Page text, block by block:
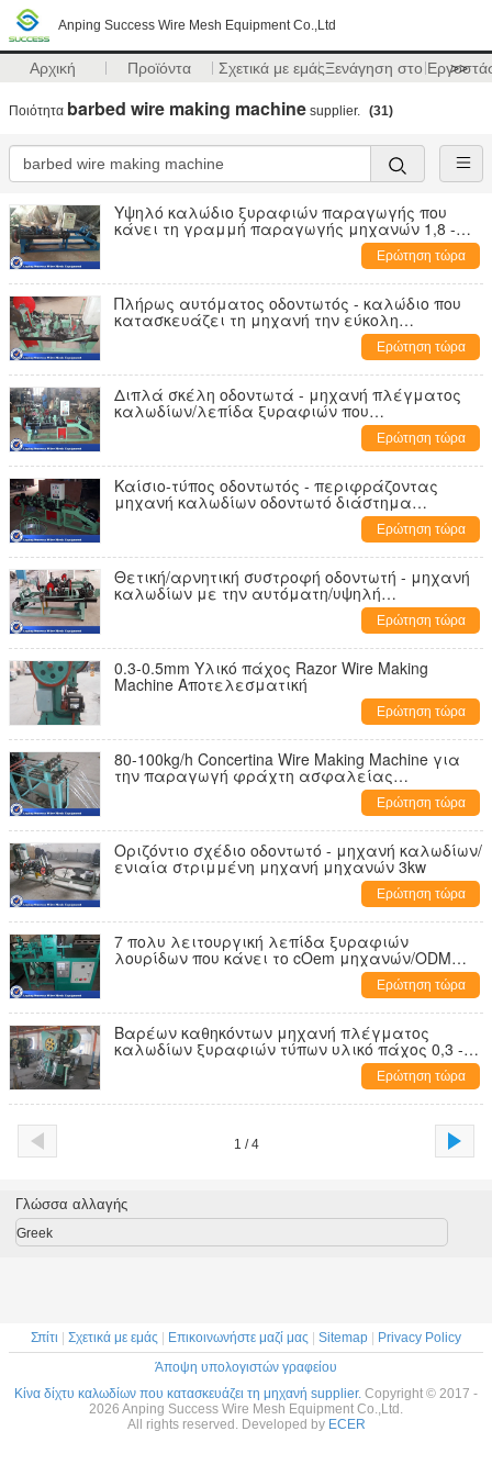
Anping Success Wire Mesh Equipment Co.,Ltd
Αρχική Προϊόντα Σχετικά με εμάςΞενάγηση στο >>
Ποιότητα barbed wire making machine supplier. (31)
Υψηλό καλώδιο ξυραφιών παραγωγής που
κάνει τη γραμμή παραγωγής μηχανών 1,8 -
2.2mm οδοντωτά - διάμετρος καλωδίωνΕρώτηση τώρα
Πλήρως αυτόματος οδοντωτός - καλώδιο που
κατασκευάζει τη μηχανή την εύκολη
λειτουργία 1900mm*1300mm*980mmΕρώτηση τώρα
Διπλά σκέλη οδοντωτά - μηχανή πλέγματος
καλωδίων/λεπίδα ξυραφιών που
κατασκευάζει τη μηχανή το βαρύ τύποΕρώτηση τώρα
Καίσιο-τύπος οδοντωτός - περιφράζοντας
μηχανή καλωδίων οδοντωτό διάστημα
Ερώτηση τώρα
Θετική/αρνητική συστροφή οδοντωτή - μηχανή
καλωδίων με την αυτόματη/υψηλή
Ερώτηση τώρα
0.3-0.5mm Υλικό πάχος Razor Wire Making
Machine Αποτελεσματική
Ερώτηση τώρα
80-100kg/h Concertina Wire Making Machine για
την παραγωγή φράχτη ασφαλείας
Ερώτηση τώρα
Οριζόντιο σχέδιο οδοντωτό - μηχανή καλωδίων/
ενιαία στριμμένη μηχανή μηχανών 3kw
Ερώτηση τώρα
7 πολυ λειτουργική λεπίδα ξυραφιών
λουρίδων που κάνει το cOem μηχανών/ODM
Ερώτηση τώρα
Βαρέων καθηκόντων μηχανή πλέγματος
καλωδίων ξυραφιών τύπων υλικό πάχος 0,3 -
Ερώτηση τώρα
1 / 4
Γλώσσα αλλαγής
Greek
Σπίτι Σχετικά με εμάς Επικοινωνήστε μαζί μας Sitemap
Privacy Policy
Άποψη υπολογιστών γραφείου
Κίνα δίχτυ καλωδίων που κατασκευάζει τη μηχανή supplier. Copyright © 2017 -
2026 Anping Success Wire Mesh Equipment Co.,Ltd.
All rights reserved. Developed by ECER